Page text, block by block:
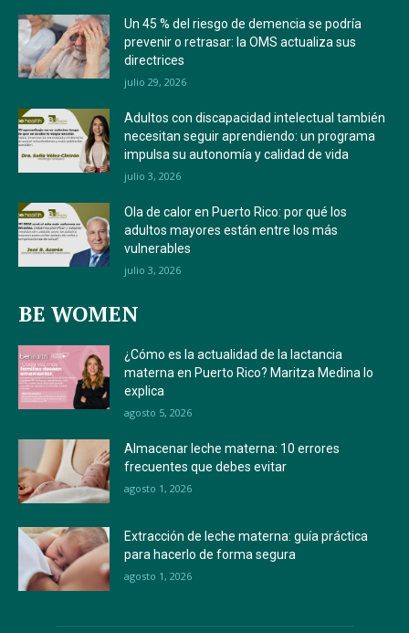
Un 45 % del riesgo de demencia se podría
prevenir o retrasar: la OMS actualiza sus
directrices
julio 29, 2026
Adultos con discapacidad intelectual también
necesitan seguir aprendiendo: un programa
impulsa su autonomía y calidad de vida
julio 3, 2026
Ola de calor en Puerto Rico: por qué los
adultos mayores están entre los más
vulnerables
julio 3, 2026
BE WOMEN
¿Cómo es la actualidad de la lactancia
materna en Puerto Rico? Maritza Medina lo
explica
agosto 5, 2026
Almacenar leche materna: 10 errores
frecuentes que debes evitar
agosto 1, 2026
Extracción de leche materna: guía práctica
para hacerlo de forma segura
agosto 1, 2026